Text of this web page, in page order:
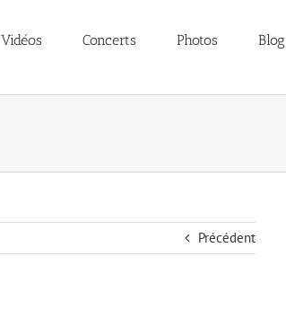
Vidéos Concerts Photos Blog
Précédent